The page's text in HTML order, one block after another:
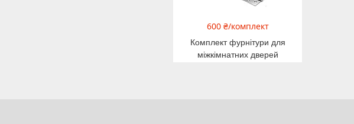
600 ₴/комплект
Комплект фурнітури для
міжкімнатних дверей